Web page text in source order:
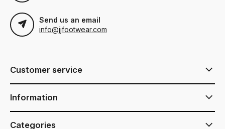
Send us an email
info@jjfootwear.com
Customer service
Information
Categories